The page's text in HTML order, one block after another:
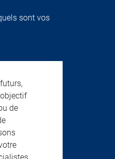
sont vos
de